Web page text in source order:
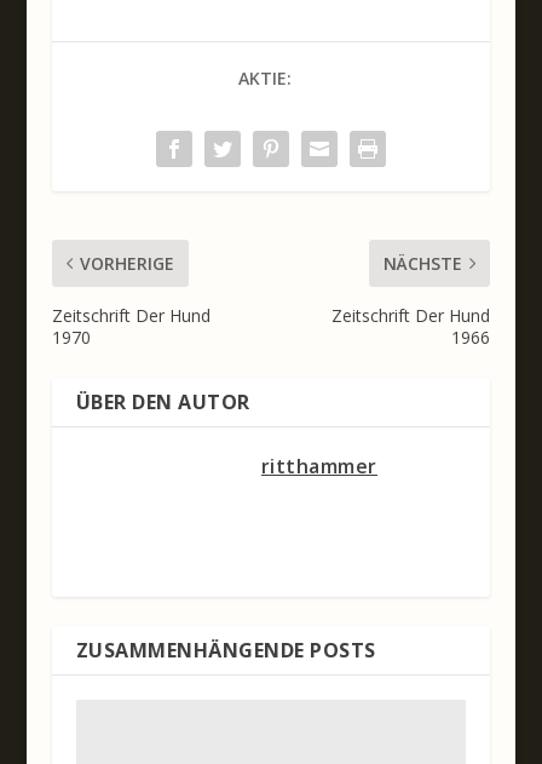
AKTIE:
VORHERIGE
Zeitschrift Der Hund
1970
NÄCHSTE
Zeitschrift Der Hund
1966
ÜBER DEN AUTOR
ritthammer
ZUSAMMENHÄNGENDE POSTS